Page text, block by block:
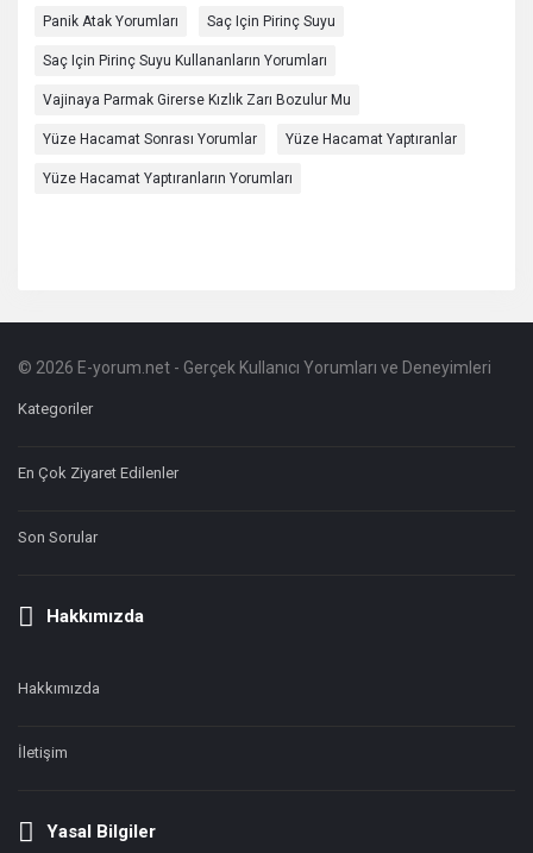
Panik Atak Yorumları Saç Için Pirinç Suyu
Saç Için Pirinç Suyu Kullananların Yorumları
Vajinaya Parmak Girerse Kızlık Zarı Bozulur Mu
Yüze Hacamat Sonrası Yorumlar Yüze Hacamat Yaptıranlar
Yüze Hacamat Yaptıranların Yorumları
Footer
Hakkında
© 2026 E-yorum.net - Gerçek Kullanıcı Yorumları ve Deneyimleri
Kategoriler
En Çok Ziyaret Edilenler
Son Sorular
Hakkımızda
Hakkımızda
İletişim
Yasal Bilgiler